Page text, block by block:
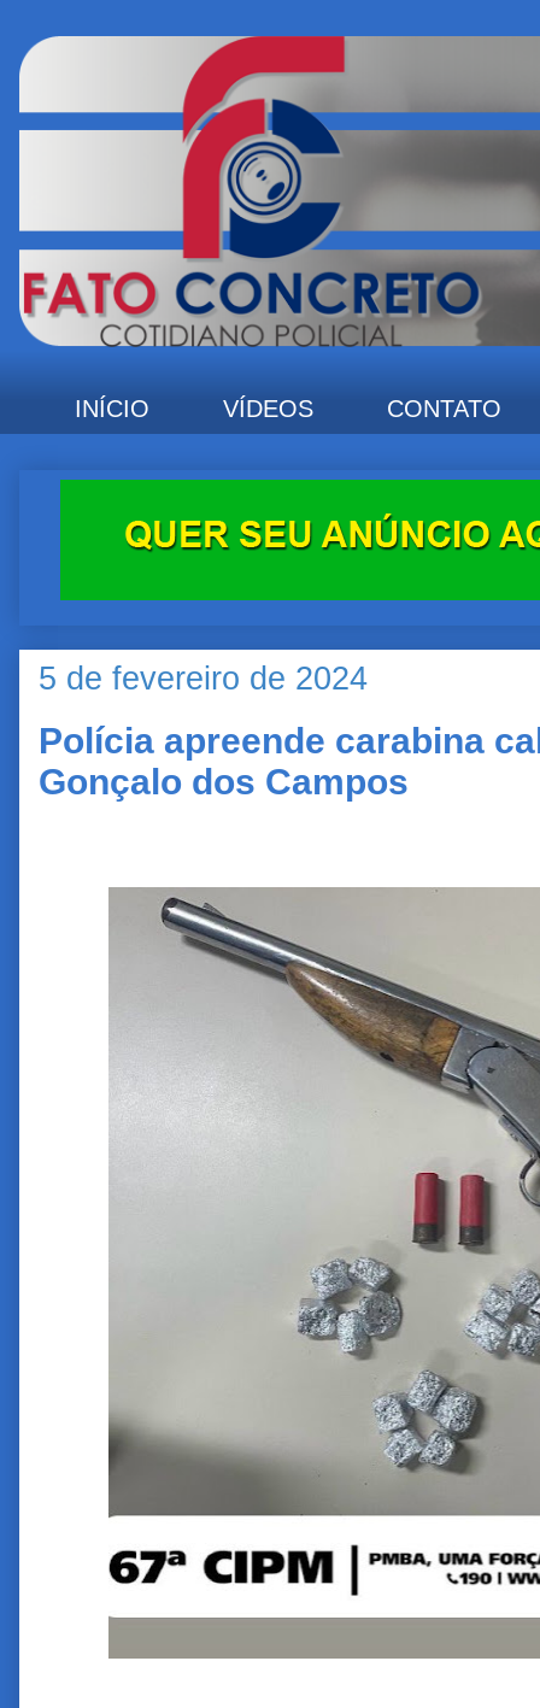
INÍCIO VÍDEOS CONTATO
5 de fevereiro de 2024
Polícia apreende carabina
Gonçalo dos Campos